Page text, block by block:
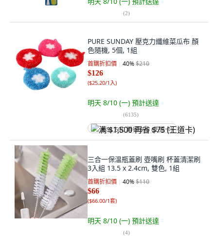
(2)
PURE SUNDAY 壓克力纖維菜瓜布 顏
色隨機, 5個, 1組
首購折扣價 40%$210
$126
($25.20/1入)
明天 8/10 (一) 預計送達
(6135)
满 $1,500 再省 $75 (王道卡)
三合一保溫瓶蓋刷 壺嘴刷 杯蓋清潔刷
3入組 13.5 x 2.4cm, 雙色, 1組
首購折扣價 40%$110
$66
($66.00/1套)
明天 8/10 (一) 預計送達
(4)